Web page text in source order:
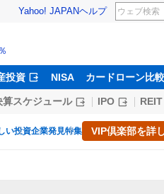
Yahoo! JAPANヘルプ
投資 NISA カードローン比較
算スケジュール IPO REIT
い投資企業発見特集 VIP倶楽部を詳